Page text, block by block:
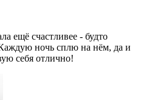
ещё счастливее - будто
ночь сплю на нём, да и
себя отлично!